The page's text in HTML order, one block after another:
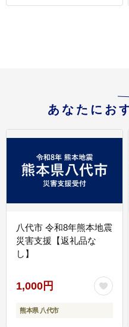
市 可
あなたにお
八代市 令和8年熊本地震
災害支援【返礼品な
し】
1,000円
熊本県 八代市